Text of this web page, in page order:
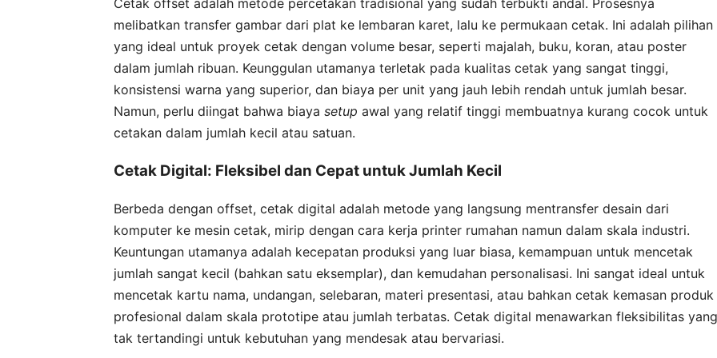
melibatkan transfer gambar dari plat ke lembaran karet, lalu ke permukaan cetak. Ini adalah pilihan
yang ideal untuk proyek cetak dengan volume besar, seperti majalah, buku, koran, atau poster
dalam jumlah ribuan. Keunggulan utamanya terletak pada kualitas cetak yang sangat tinggi,
konsistensi warna yang superior, dan biaya per unit yang jauh lebih rendah untuk jumlah besar.
Namun, perlu diingat bahwa biaya setup awal yang relatif tinggi membuatnya kurang cocok untuk
cetakan dalam jumlah kecil atau satuan.
Cetak Digital: Fleksibel dan Cepat untuk Jumlah Kecil
Berbeda dengan offset, cetak digital adalah metode yang langsung mentransfer desain dari
komputer ke mesin cetak, mirip dengan cara kerja printer rumahan namun dalam skala industri.
Keuntungan utamanya adalah kecepatan produksi yang luar biasa, kemampuan untuk mencetak
jumlah sangat kecil (bahkan satu eksemplar), dan kemudahan personalisasi. Ini sangat ideal untuk
mencetak kartu nama, undangan, selebaran, materi presentasi, atau bahkan cetak kemasan produk
profesional dalam skala prototipe atau jumlah terbatas. Cetak digital menawarkan fleksibilitas yang
tak tertandingi untuk kebutuhan yang mendesak atau bervariasi.